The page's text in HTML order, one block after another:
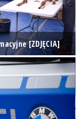
[ZDJĘCIA]